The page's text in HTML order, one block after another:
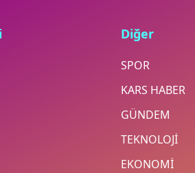
Diğer
SPOR
KARS HABER
GÜNDEM
TEKNOLOJİ
EKONOMİ